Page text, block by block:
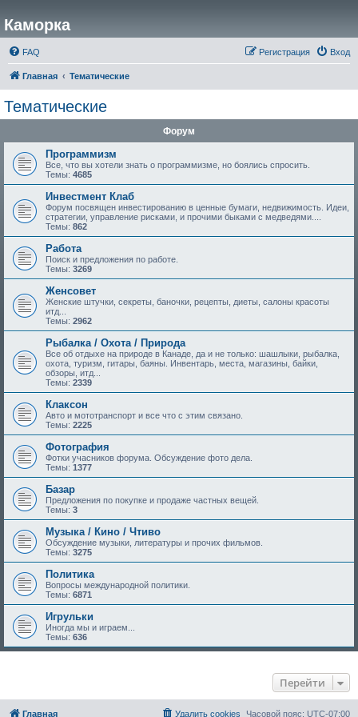
Каморка
FAQ Вход
Регистрация
Главная Тематические
Тематические
Форум
Программизм
Все, что вы хотели знать о программизме, но боялись спросить.
Темы: 4685
Инвестмент Клаб
Форум посвящен инвестированию в ценные бумаги, недвижимость. Идеи,
стратегии, управление рисками, и прочими быками с медведями....
Темы: 862
Работа
Поиск и предложения по работе.
Темы: 3269
Женсовет
Женские штучки, секреты, баночки, рецепты, диеты, салоны красоты
итд...
Темы: 2962
Рыбалка / Охота / Природа
Все об отдыхе на природе в Канаде, да и не только: шашлыки, рыбалка,
охота, туризм, гитары, баяны. Инвентарь, места, магазины, байки,
обзоры, итд...
Темы: 2339
Клаксон
Авто и мототранспорт и все что с этим связано.
Темы: 2225
Фотография
Фотки учасников форума. Обсуждение фото дела.
Темы: 1377
Базар
Предложения по покупке и продаже частных вещей.
Темы: 3
Музыка / Кино / Чтиво
Обсуждение музыки, литературы и прочих фильмов.
Темы: 3275
Политика
Вопросы международной политики.
Темы: 6871
Игрульки
Иногда мы и играем...
Темы: 636
Перейти
Главная Часовой пояс: UTC-07:00
Удалить cookies